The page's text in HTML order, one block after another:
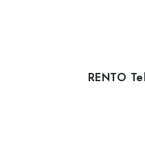
RENTO